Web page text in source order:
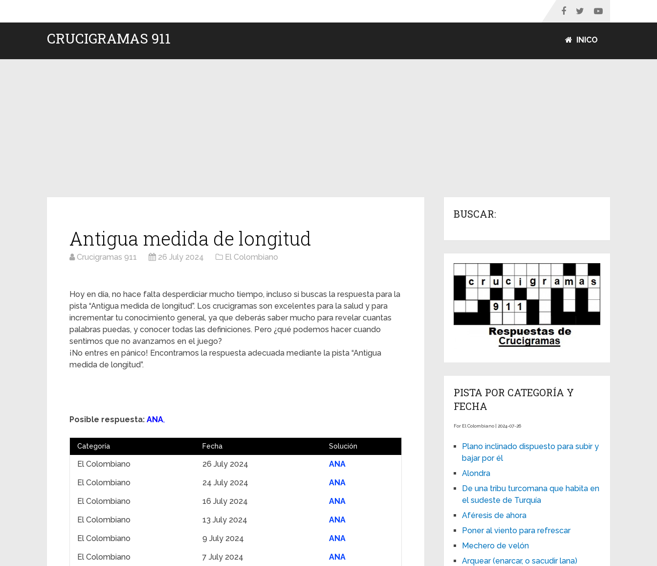
CRUCIGRAMAS 911 INICO
Antigua medida de longitud
Crucigramas 911 26 July 2024 El Colombiano
Hoy en día, no hace falta desperdiciar mucho tiempo, incluso si buscas la respuesta para la
pista “Antigua medida de longitud”. Los crucigramas son excelentes para la salud y para
incrementar tu conocimiento general, ya que deberás saber mucho para revelar cuantas
palabras puedas, y conocer todas las definiciones. Pero ¿qué podemos hacer cuando
sentimos que no avanzamos en el juego?
¡No entres en pánico! Encontramos la respuesta adecuada mediante la pista “Antigua
medida de longitud”.
Posible respuesta: ANA,
Categoría Fecha Solución
El Colombiano 26 July 2024
ANA
El Colombiano
24 July 2024
ANA
El Colombiano
16 July 2024
ANA
El Colombiano
13 July 2024
ANA
El Colombiano
9 July 2024
ANA
El Colombiano
7 July 2024
ANA
BUSCAR:
PISTA POR CATEGORÍA Y
FECHA
For El Colombiano | 2024-07-26
Plano inclinado dispuesto para subir y
bajar por él
Alondra
De una tribu turcomana que habita en
el sudeste de Turquía
Aféresis de ahora
Poner al viento para refrescar
Mechero de velón
Arquear (enarcar, o sacudir lana)